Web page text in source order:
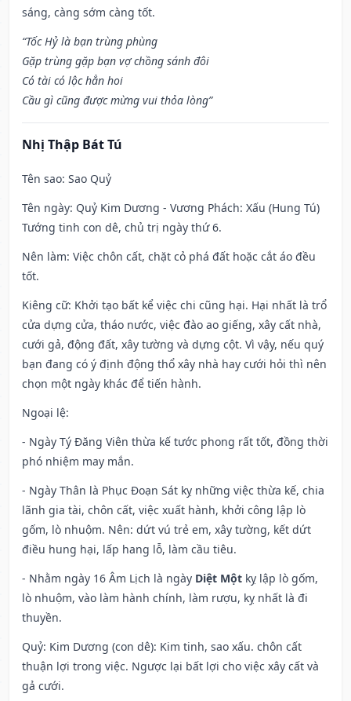
sáng, càng sớm càng tốt.
“Tốc Hỷ là bạn trùng phùng
Gặp trùng gặp bạn vợ chồng sánh đôi
Có tài có lộc hẳn hoi
Cầu gì cũng được mừng vui thỏa lòng”
Nhị Thập Bát Tú
Tên sao: Sao Quỷ
Tên ngày: Quỷ Kim Dương - Vương Phách: Xấu (Hung Tú)
Tướng tinh con dê, chủ trị ngày thứ 6.
Nên làm: Việc chôn cất, chặt cỏ phá đất hoặc cắt áo đều
tốt.
Kiêng cữ: Khởi tạo bất kể việc chi cũng hại. Hại nhất là trổ
cửa dựng cửa, tháo nước, việc đào ao giếng, xây cất nhà,
cưới gả, động đất, xây tường và dựng cột. Vì vậy, nếu quý
bạn đang có ý định động thổ xây nhà hay cưới hỏi thì nên
chọn một ngày khác để tiến hành.
Ngoại lệ:
- Ngày Tý Đăng Viên thừa kế tước phong rất tốt, đồng thời
phó nhiệm may mắn.
- Ngày Thân là Phục Đoạn Sát kỵ những việc thừa kế, chia
lãnh gia tài, chôn cất, việc xuất hành, khởi công lập lò
gốm, lò nhuộm. Nên: dứt vú trẻ em, xây tường, kết dứt
điều hung hại, lấp hang lỗ, làm cầu tiêu.
- Nhằm ngày 16 Âm Lịch là ngày Diệt Một kỵ lập lò gốm,
lò nhuộm, vào làm hành chính, làm rượu, kỵ nhất là đi
thuyền.
Quỷ: Kim Dương (con dê): Kim tinh, sao xấu. chôn cất
thuận lợi trong việc. Ngược lại bất lợi cho việc xây cất và
gả cưới.